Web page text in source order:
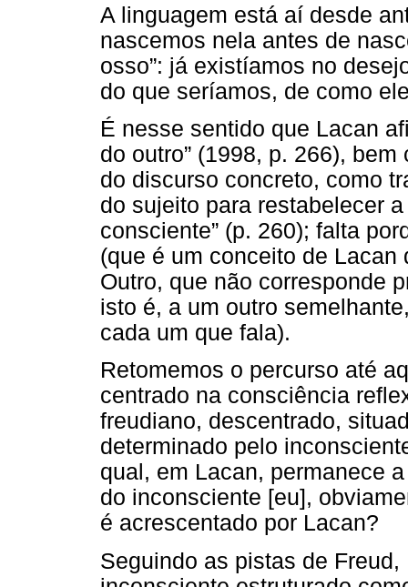
A linguagem está aí desde
nascemos nela antes de
osso”: já existíamos no
do que seríamos, de como
É nesse sentido que Lacan
do outro” (1998, p. 266),
do discurso concreto, como
do sujeito para restabelecer
consciente” (p. 260); falta
(que é um conceito de
Outro, que não corresponde
isto é, a um outro
cada um que fala).
Retomemos o percurso até
centrado na consciência
freudiano, descentrado,
determinado pelo
qual, em Lacan, permanece
do inconsciente [eu],
é acrescentado por Lacan?
Seguindo as pistas de